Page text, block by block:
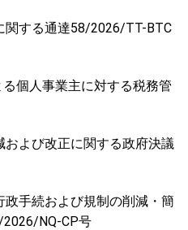
関する通達58/2026/TT-BTC
個人事業主に対する税務管
よび改正に関する政府決議
手続および規制の削減・簡
NQ-CP号